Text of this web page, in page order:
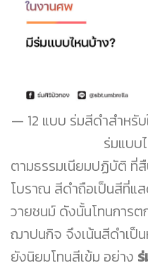
12 แบบ ร่มสีดำสำหรั
ร่มแบบ
ตามธรรมเนียมปฏิบัติ ที่
โบราณ สีดำถือเป็นสีที่แ
วายชนม์ ดังนั้นโทนการต
ฌาปนกิจ จึงเน้นสีดำเป็
ยังนิยมโทนสีเข้ม อย่าง